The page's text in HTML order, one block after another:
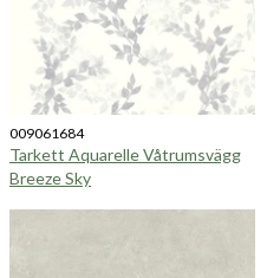
009061684
Tarkett Aquarelle Våtrumsvägg
Breeze Sky